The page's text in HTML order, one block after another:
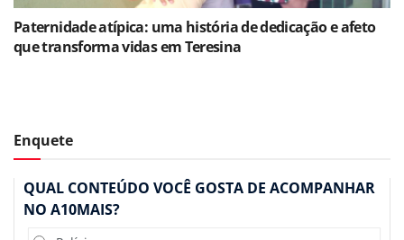
Paternidade atípica: uma história de dedicação e afeto
que transforma vidas em Teresina
Enquete
QUAL CONTEÚDO VOCÊ GOSTA DE ACOMPANHAR
NO A10MAIS?